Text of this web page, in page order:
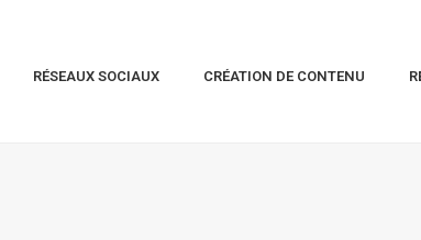
RÉSEAUX SOCIAUX CRÉATION DE CONTENU